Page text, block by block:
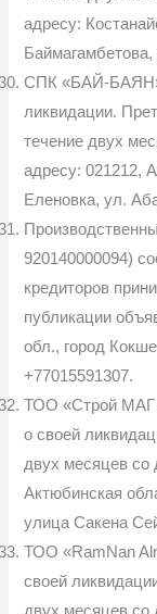
адресу:
СПК «БАЙ-БАЯН»
ликвидации.
течение двух
адресу: 021212,
Еленовка, ул.
920140000094)
кредиторов
публикации
обл., город
+77015591307.
ТОО «Строй МАГ
о своей
двух месяцев со
Актюбинская
улица Сакена
ТОО «RamNan
своей